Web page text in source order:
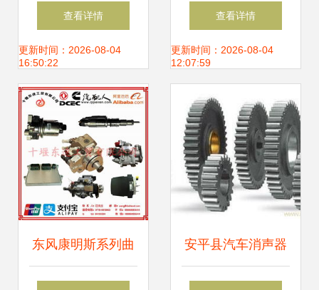
件厂 深耕配件领域
助力汽修未来
查看详情
更新时间：2026-08-04
16:50:22
南 以丰田佳美保险
杠倒车雷达侦测器
为例
查看详情
更新时间：2026-08-04
12:07:59
东风康明斯系列曲 安平县汽车消声器